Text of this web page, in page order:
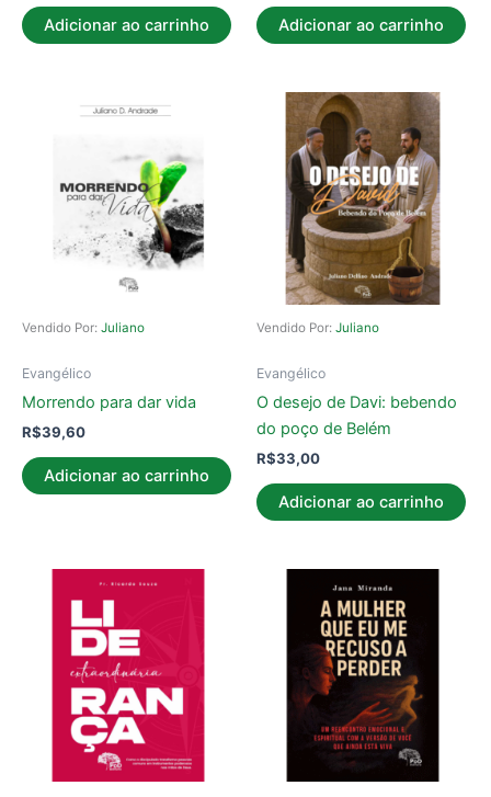
Adicionar ao carrinho Adicionar ao carrinho
Vendido Por: Juliano
Evangélico
Morrendo para dar vida
R$39,60
Adicionar ao carrinho
Vendido Por: Juliano
Evangélico
O desejo de Davi: bebendo
do poço de Belém
R$33,00
Adicionar ao carrinho